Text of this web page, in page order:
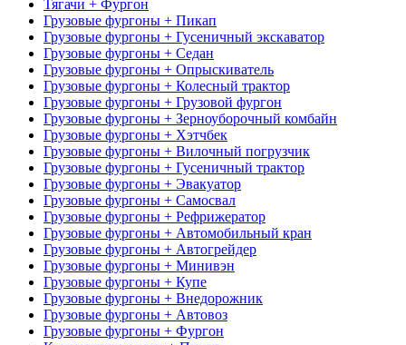
Тягачи + Фургон
Грузовые фургоны + Пикап
Грузовые фургоны + Гусеничный экскаватор
Грузовые фургоны + Седан
Грузовые фургоны + Опрыскиватель
Грузовые фургоны + Колесный трактор
Грузовые фургоны + Грузовой фургон
Грузовые фургоны + Зерноуборочный комбайн
Грузовые фургоны + Хэтчбек
Грузовые фургоны + Вилочный погрузчик
Грузовые фургоны + Гусеничный трактор
Грузовые фургоны + Эвакуатор
Грузовые фургоны + Самосвал
Грузовые фургоны + Рефрижератор
Грузовые фургоны + Автомобильный кран
Грузовые фургоны + Автогрейдер
Грузовые фургоны + Минивэн
Грузовые фургоны + Купе
Грузовые фургоны + Внедорожник
Грузовые фургоны + Автовоз
Грузовые фургоны + Фургон